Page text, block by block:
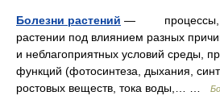
Болезни растений — процессы,
растении под влиянием разных
и неблагоприятных условий среды,
функций (фотосинтеза, дыхания,
ростовых веществ, тока воды,… …